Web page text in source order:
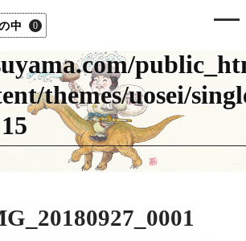
中 0
uosei/uosei-
themes/uosei/
15